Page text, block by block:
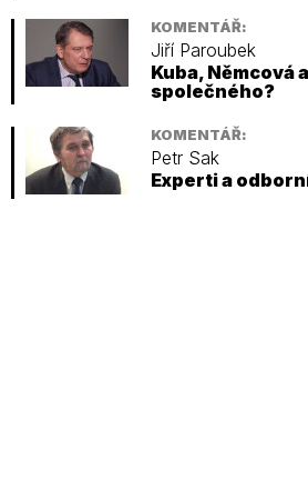
KOMENTÁŘ:
Jiří Paroubek
Kuba, Němcová
společného?
KOMENTÁŘ:
Petr Sak
Experti a